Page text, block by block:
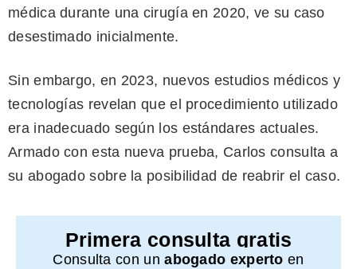
médica durante una cirugía en 2020, ve su caso
desestimado inicialmente.
Sin embargo, en 2023, nuevos estudios médicos y
tecnologías revelan que el procedimiento utilizado
era inadecuado según los estándares actuales.
Armado con esta nueva prueba, Carlos consulta a
su abogado sobre la posibilidad de reabrir el caso.
Primera consulta gratis
Consulta con unabogado experto en